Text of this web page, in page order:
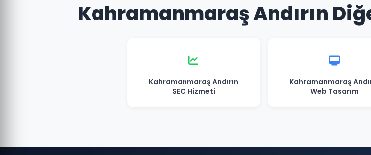
Kahramanmaraş Andırın
Kahramanmaraş Andırın
SEO Hizmeti
Kahramanmaraş
Web Tasarım